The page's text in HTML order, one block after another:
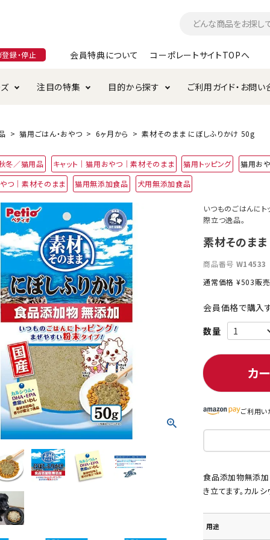
録・停止 会員特典について コーポレートサイトTOPへ
お手入れ・ケア用品
・ハウス・マット サークル・ケージ
給水器
用品 替え・交換パーツ
れ・ケア用品 トイレタリー・消臭剤
ル・ケージ・タワー キャリーバッグ
品
のまま 極上
注目の特集
特集 けりぐるみ特集
目的から探す
のグレインフリー
遊ぶ
中にオススメ まとめ買いでオトク！！
ご利用ガイド・お問
典について ご注文方法について
インショップ利用規約
猫用ごはん・おやつ 6ヶ月から 素材そのまま にぼしふりかけ 50g
冬／猫用品 キャット｜猫用おやつ｜素材そのまま 猫用トッピング
猫用お
つ｜素材そのまま
猫用無添加食品 犬用無添加食品
いつものごはんにト
際立つ逸品。
素材そのま
商品番号 W14533
通常価格 ¥503販
会員価格で購入
カ
ご利用い
食品添加物無添加
き立てます。カル
用途